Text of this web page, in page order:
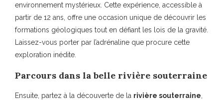
environnement mystérieux. Cette expérience, accessible à
partir de 12 ans, offre une occasion unique de découvrir les
formations géologiques tout en défiant les lois de la gravité.
Laissez-vous porter par l’adrénaline que procure cette
exploration inédite.
Parcours dans la belle rivière souterraine
Ensuite, partez à la découverte de la rivière souterraine